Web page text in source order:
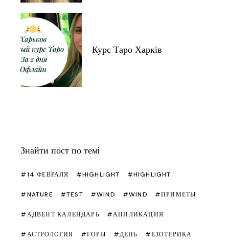
Курс Таро Харків
Знайти пост по темi
14 ФЕВРАЛЯ HIGHLIGHT HIGHLIGHT
NATURE TEST WIND WIND ПРИМЕТЫ
АДВЕНТ КАЛЕНДАРЬ АППЛИКАЦИЯ
АСТРОЛОГИЯ ГОРЫ ДЕНЬ ЕЗОТЕРИКА